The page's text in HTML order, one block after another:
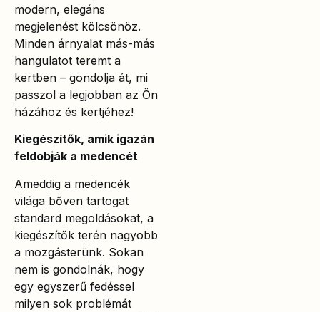
modern, elegáns
megjelenést kölcsönöz.
Minden árnyalat más-más
hangulatot teremt a
kertben – gondolja át, mi
passzol a legjobban az Ön
házához és kertjéhez!
Kiegészítők, amik igazán
feldobják a medencét
Ameddig a medencék
világa bőven tartogat
standard megoldásokat, a
kiegészítők terén nagyobb
a mozgásterünk. Sokan
nem is gondolnák, hogy
egy egyszerű fedéssel
milyen sok problémát